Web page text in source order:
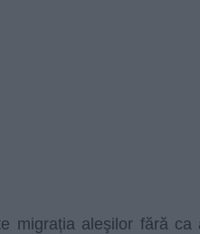
migrația aleşilor fără ca